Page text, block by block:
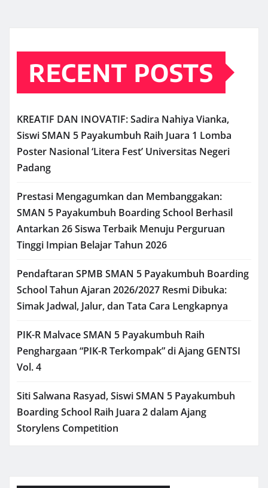
RECENT POSTS
KREATIF DAN INOVATIF: Sadira Nahiya Vianka,
Siswi SMAN 5 Payakumbuh Raih Juara 1 Lomba
Poster Nasional ‘Litera Fest’ Universitas Negeri
Padang
Prestasi Mengagumkan dan Membanggakan:
SMAN 5 Payakumbuh Boarding School Berhasil
Antarkan 26 Siswa Terbaik Menuju Perguruan
Tinggi Impian Belajar Tahun 2026
Pendaftaran SPMB SMAN 5 Payakumbuh Boarding
School Tahun Ajaran 2026/2027 Resmi Dibuka:
Simak Jadwal, Jalur, dan Tata Cara Lengkapnya
PIK-R Malvace SMAN 5 Payakumbuh Raih
Penghargaan “PIK-R Terkompak” di Ajang GENTSI
Vol. 4
Siti Salwana Rasyad, Siswi SMAN 5 Payakumbuh
Boarding School Raih Juara 2 dalam Ajang
Storylens Competition